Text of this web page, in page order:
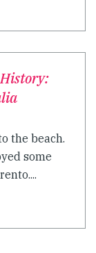
the beach.
some